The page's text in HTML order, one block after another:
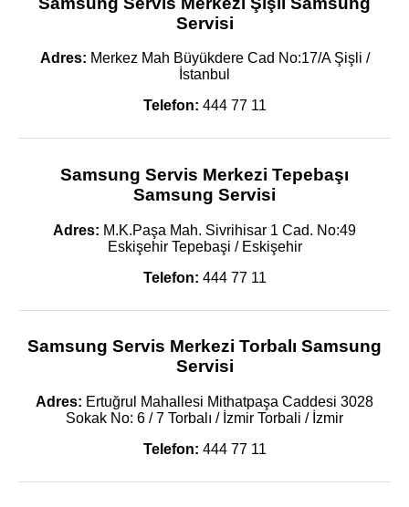
Servisi
Adres: Merkez Mah Büyükdere Cad No:17/A Şişli /
İstanbul
Telefon: 444 77 11
Samsung Servis Merkezi Tepebaşı
Samsung Servisi
Adres: M.K.Paşa Mah. Sivrihisar 1 Cad. No:49
Eskişehir Tepebaşi / Eskişehir
Telefon: 444 77 11
Samsung Servis Merkezi Torbalı Samsung
Servisi
Adres: Ertuğrul Mahallesi Mithatpaşa Caddesi 3028
Sokak No: 6 / 7 Torbalı / İzmir Torbali / İzmir
Telefon: 444 77 11